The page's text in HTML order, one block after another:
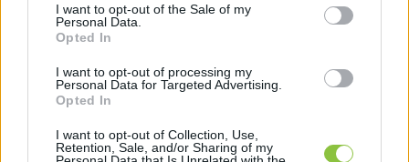
consent section.
I want to opt-out of the Sale of my
Personal Data.
Opted In
I want to opt-out of processing my
Personal Data for Targeted Advertising.
Opted In
I want to opt-out of Collection, Use,
Retention, Sale, and/or Sharing of my
Honnan szedi akkor mégis Orbán, Kocsis és a
többi fideszes politikus a számokat?